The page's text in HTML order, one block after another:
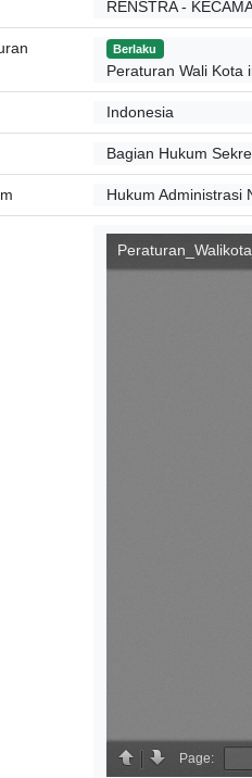
RENSTRA -
Berlaku
Peraturan Wali Kota
Indonesia
Bagian Hukum
Hukum Administrasi